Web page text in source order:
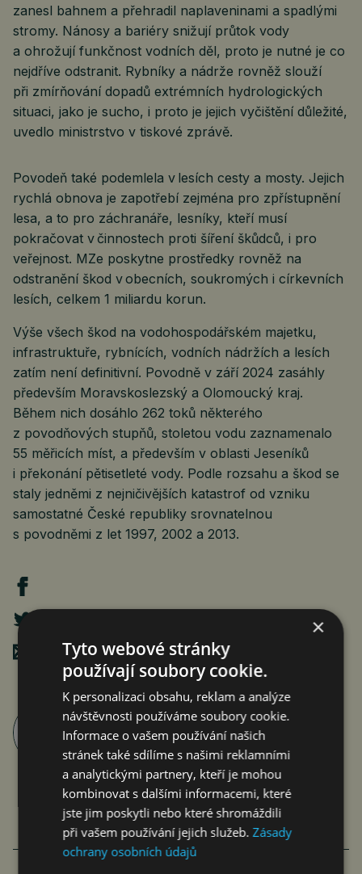
zanesl bahnem a přehradil naplaveninami a spadlými
stromy. Nánosy a bariéry snižují průtok vody
a ohrožují funkčnost vodních děl, proto je nutné je co
nejdříve odstranit. Rybníky a nádrže rovněž slouží
při zmírňování dopadů extrémních hydrologických
situaci, jako je sucho, i proto je jejich vyčištění důležité,
uvedlo ministrstvo v tiskové zprávě.
Povodeň také podemlela v lesích cesty a mosty. Jejich
rychlá obnova je zapotřebí zejména pro zpřístupnění
lesa, a to pro záchranáře, lesníky, kteří musí
pokračovat v činnostech proti šíření škůdců, i pro
veřejnost. MZe poskytne prostředky rovněž na
odstranění škod v obecních, soukromých i církevních
lesích, celkem 1 miliardu korun.
Výše všech škod na vodohospodářském majetku,
infrastruktuře, rybnících, vodních nádržích a lesích
zatím není definitivní. Povodně v září 2024 zasáhly
především Moravskoslezský a Olomoucký kraj.
Během nich dosáhlo 262 toků některého
z povodňových stupňů, stoletou vodu zaznamenalo
55 měřicích míst, a především v oblasti Jeseníků
i překonání pětisetleté vody. Podle rozsahu a škod se
staly jedněmi z nejničivějších katastrof od vzniku
samostatné České republiky srovnatelnou
s povodněmi z let 1997, 2002 a 2013.
Poslat mailem
Roman Pospíšil
články autora >
VÍCE ČLÁNKU Z BYZNYSU
×
Tyto webové stránky
používají soubory cookie.
K personalizaci obsahu, reklam a analýze
návštěvnosti používáme soubory cookie.
Informace o vašem používání našich
stránek také sdílíme s našimi reklamními
a analytickými partnery, kteří je mohou
kombinovat s dalšími informacemi, které
jste jim poskytli nebo které shromáždili
při vašem používání jejich služeb.Zásady
ochrany osobních údajů